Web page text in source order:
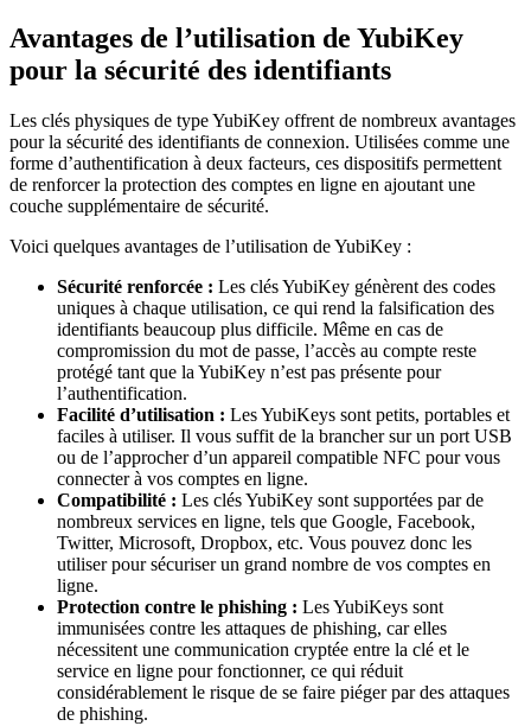
Avantages de l’utilisation de YubiKey
pour la sécurité des identifiants
Les clés physiques de type YubiKey offrent de nombreux avantages
pour la sécurité des identifiants de connexion. Utilisées comme une
forme d’authentification à deux facteurs, ces dispositifs permettent
de renforcer la protection des comptes en ligne en ajoutant une
couche supplémentaire de sécurité.
Voici quelques avantages de l’utilisation de YubiKey :
Sécurité renforcée : Les clés YubiKey génèrent des codes
uniques à chaque utilisation, ce qui rend la falsification des
identifiants beaucoup plus difficile. Même en cas de
compromission du mot de passe, l’accès au compte reste
protégé tant que la YubiKey n’est pas présente pour
l’authentification.
Facilité d’utilisation : Les YubiKeys sont petits, portables et
faciles à utiliser. Il vous suffit de la brancher sur un port USB
ou de l’approcher d’un appareil compatible NFC pour vous
connecter à vos comptes en ligne.
Compatibilité : Les clés YubiKey sont supportées par de
nombreux services en ligne, tels que Google, Facebook,
Twitter, Microsoft, Dropbox, etc. Vous pouvez donc les
utiliser pour sécuriser un grand nombre de vos comptes en
ligne.
Protection contre le phishing : Les YubiKeys sont
immunisées contre les attaques de phishing, car elles
nécessitent une communication cryptée entre la clé et le
service en ligne pour fonctionner, ce qui réduit
considérablement le risque de se faire piéger par des attaques
de phishing.